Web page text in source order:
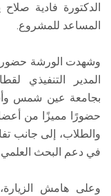
الدكتورة فادية
المساعد للمشروع.
وشهدت الورشة حضور
المدير التنفيذي
بجامعة عين شمس
حضورًا مميزًا من أعضاء
والطلاب، إلى جانب
في دعم البحث العلمي
وعلى هامش